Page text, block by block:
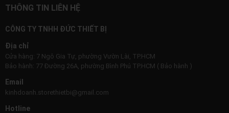
THÔNG TIN LIÊN HỆ
CÔNG TY TNHH ĐỨC THIẾT BỊ
Địa chỉ
Cửa hàng: 7 Ngô Gia Tự, phường Vườn Lài, TP.HCM
Bảo hành: 77 Đường 26A, phường Bình Phú TP.HCM ( Bảo hành )
Email
kinhdoanh.storethietbi@gmail.com
Hotline